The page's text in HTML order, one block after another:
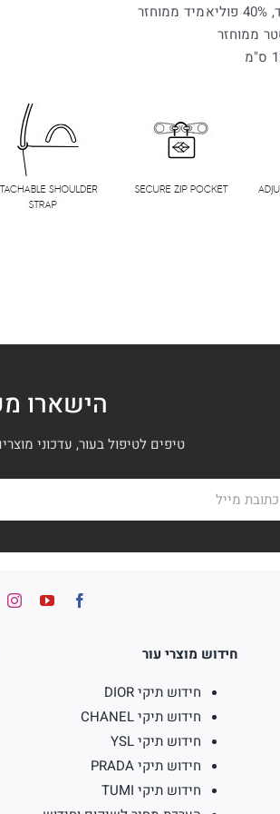
הישארו
טיפים לטיפול בעור, עדכוני
חידוש מוצרי עור
חידוש תיקי DIOR
חידוש תיקי CHANEL
חידוש תיקי YSL
חידוש תיקי PRADA
חידוש תיקי TUMI